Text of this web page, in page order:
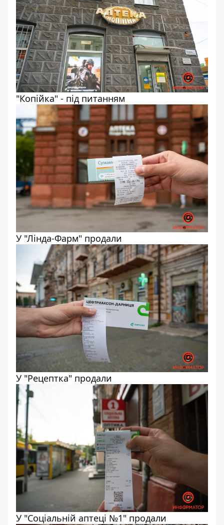
"Копійка" - під питанням
У "Лінда-Фарм" продали
У "Рецептка" продали
У "Соціальній аптеці №1" продали